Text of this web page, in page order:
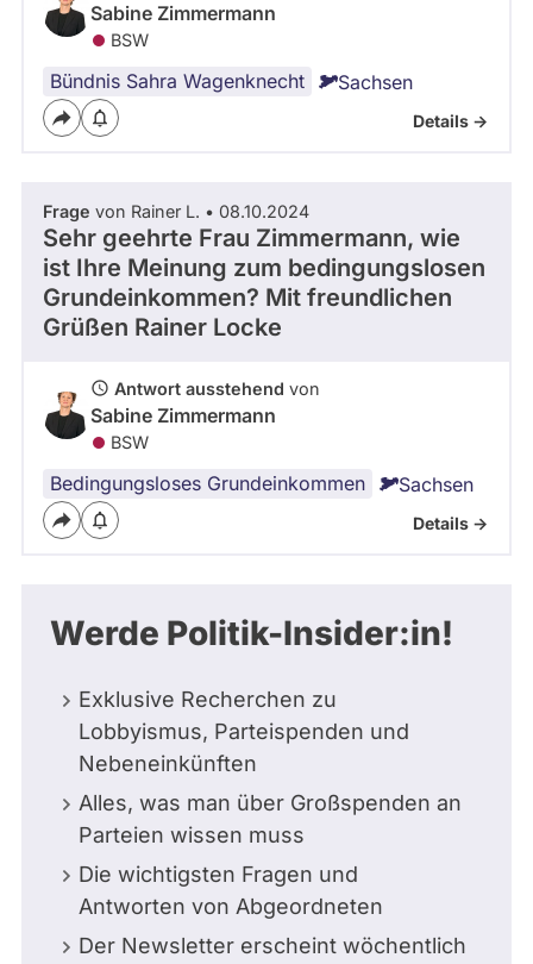
Sabine Zimmermann
BSW
Bündnis Sahra Wagenknecht Sachsen
Details ->
Frage von Rainer L. • 08.10.2024
Sehr geehrte Frau Zimmermann, wie
ist Ihre Meinung zum bedingungslosen
Grundeinkommen? Mit freundlichen
Grüßen Rainer Locke
Antwort ausstehend von
Sabine Zimmermann
BSW
Bedingungsloses Grundeinkommen Sachsen
Details ->
Werde Politik-Insider:in!
Exklusive Recherchen zu
Lobbyismus, Parteispenden und
Nebeneinkünften
Alles, was man über Großspenden an
Parteien wissen muss
Die wichtigsten Fragen und
Antworten von Abgeordneten
Der Newsletter erscheint wöchentlich